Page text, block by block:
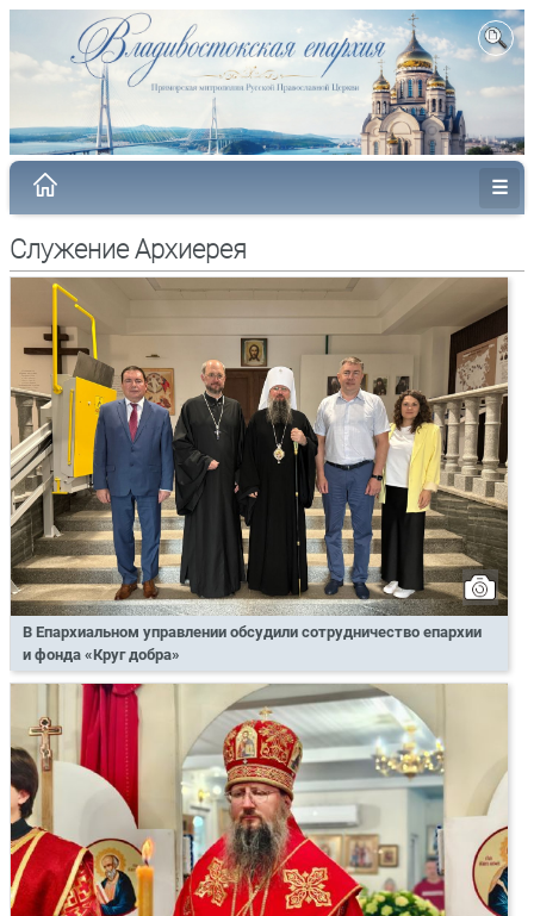
Служение Архиерея
В Епархиальном управлении обсудили сотрудничество епархии
и фонда «Круг добра»